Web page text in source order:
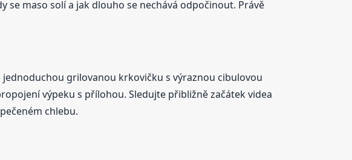
se maso solí a jak dlouho se nechává odpočinout. Právě
jednoduchou grilovanou krkovičku s výraznou cibulovou
výpeku s přílohou. Sledujte přibližně začátek videa
chlebu.